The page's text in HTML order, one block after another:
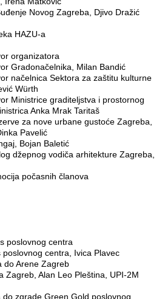
Novog Zagreba, Djivo Dražić
HAZU-a
organizatora
Gradonačelnika, Milan Bandić
načelnica Sektora za zaštitu kulturne
Würth
Ministrice graditeljstva i prostornog
Anka Mrak Taritaš
za nove urbane gustoće Zagreba,
Pavelić
Bojan Baletić
džepnog vodiča arhitekture Zagreba,
počasnih članova
poslovnog centra
centra, Ivica Plavec
do Arene Zagreb
Zagreb, Alan Leo Pleština, UPI-2M
zgrade Green Gold poslovnog